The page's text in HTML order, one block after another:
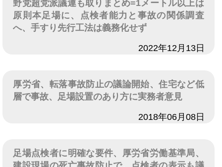
野党超党派議連も取りまとめ=1メートル以上は
原則本足場に、点検者能力と事故の関係調査
へ、手すり先行工法は義務化せず
2022年12月13日
厚労省、転落事故防止の議論開始、住宅など低
層で事故、足場設置のあり方に実務者意見
2018年06月08日
足場点検者に明確な要件、厚労省労働基準局、